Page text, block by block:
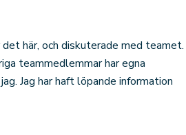
här, och diskuterade med teamet.
teammedlemmar har egna
Jag har haft löpande information